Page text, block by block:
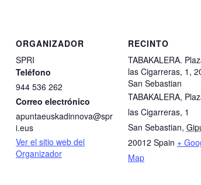
ORGANIZADOR
SPRI
Teléfono
944 536 262
Correo electrónico
apuntaeuskadinnova@spr
i.eus
Ver el sitio web del
Organizador
RECINTO
TABAKALERA.
las Cigarreras, 1,
San Sebastian
TABAKALERA,
las Cigarreras, 1
San Sebastian,
20012 Spain +
Map